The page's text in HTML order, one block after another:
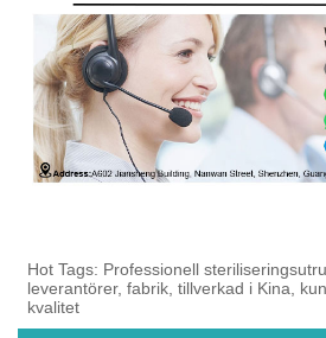
Hot Tags: Professionell
leverantörer, fabrik, tillverkad i Kina,
kvalitet